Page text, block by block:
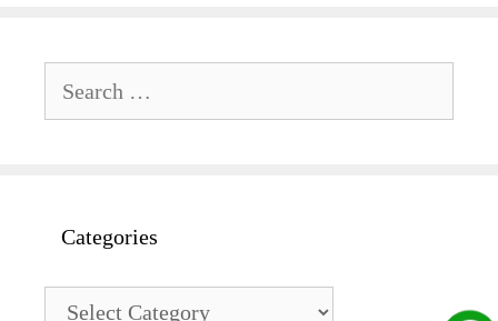
for:
Categories